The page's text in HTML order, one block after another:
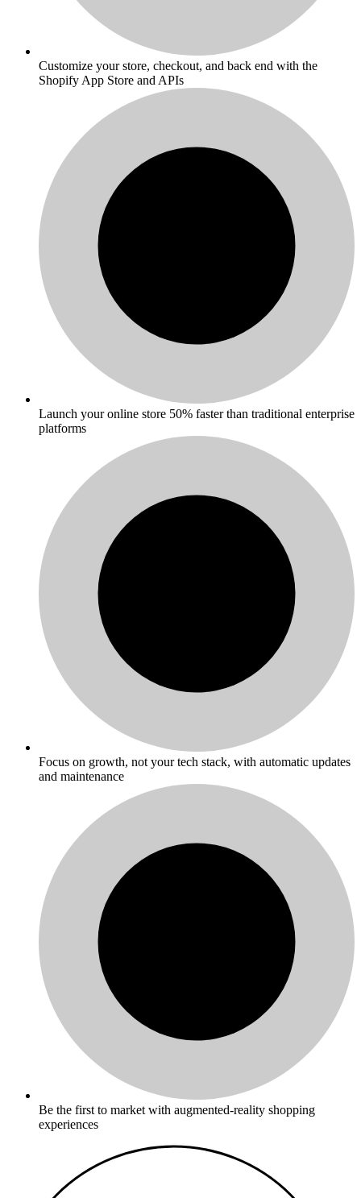
Customize your store, checkout, and back end with the
Shopify App Store and APIs
Launch your online store 50% faster than traditional enterprise
platforms
Focus on growth, not your tech stack, with automatic updates
and maintenance
Be the first to market with augmented-reality shopping
experiences